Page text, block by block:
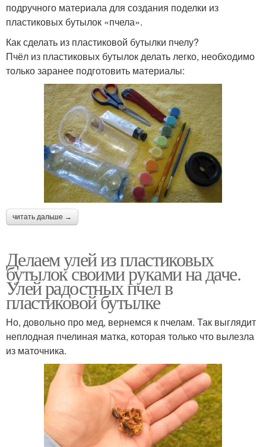
подручного материала для создания поделки из
пластиковых бутылок «пчела».
Как сделать из пластиковой бутылки пчелу?
Пчёл из пластиковых бутылок делать легко, необходимо
только заранее подготовить материалы:
читать дальше →
Делаем улей из пластиковых
бутылок своими руками на даче.
Улей радостных пчел в
пластиковой бутылке
Но, довольно про мед, вернемся к пчелам. Так выглядит
неплодная пчелиная матка, которая только что вылезла
из маточника.